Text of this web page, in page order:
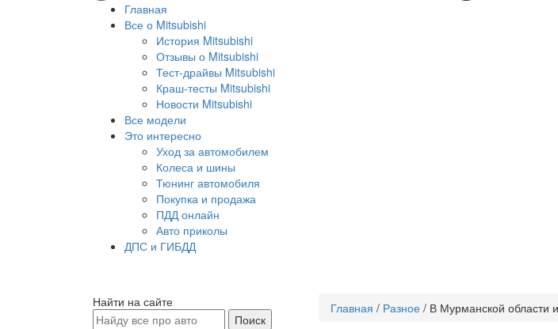
Главная
Все о Mitsubishi
История Mitsubishi
Отзывы о Mitsubishi
Тест-драйвы Mitsubishi
Краш-тесты Mitsubishi
Новости Mitsubishi
Все модели
Это интересно
Уход за автомобилем
Колеса и шины
Тюнинг автомобиля
Покупка и продажа
ПДД онлайн
Авто приколы
ДПС и ГИБДД
Главная / Разное / В Мурманской области
Найти на сайте